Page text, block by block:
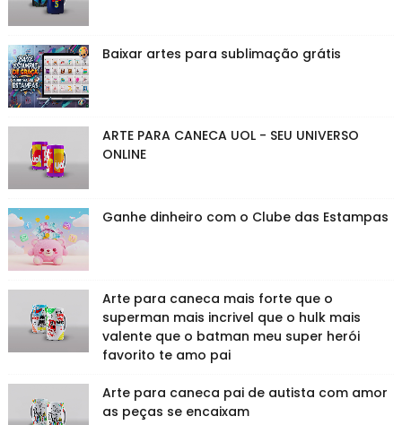
Baixar artes para sublimação grátis
ARTE PARA CANECA UOL - SEU UNIVERSO
ONLINE
Ganhe dinheiro com o Clube das Estampas
Arte para caneca mais forte que o
superman mais incrivel que o hulk mais
valente que o batman meu super herói
favorito te amo pai
Arte para caneca pai de autista com amor
as peças se encaixam